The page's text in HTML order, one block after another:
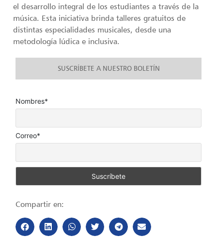
el desarrollo integral de los estudiantes a través de la
música. Esta iniciativa brinda talleres gratuitos de
distintas especialidades musicales, desde una
metodología lúdica e inclusiva.
SUSCRÍBETE A NUESTRO BOLETÍN
Nombres*
Correo*
Compartir en: